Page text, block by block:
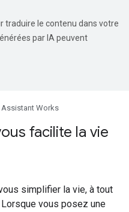
traduire le contenu dans votre
par IA peuvent
Works
facilite la vie
simplifier la vie, à tout
vous posez une